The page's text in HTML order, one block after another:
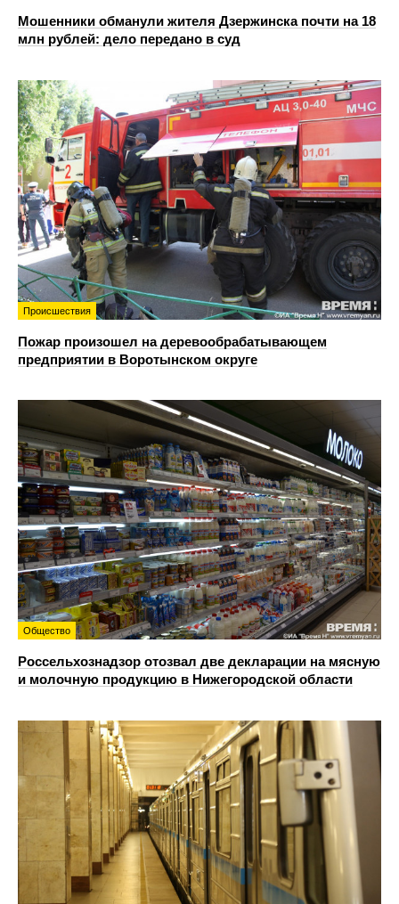
Мошенники обманули жителя Дзержинска почти на 18
млн рублей: дело передано в суд
Происшествия
Пожар произошел на деревообрабатывающем
предприятии в Воротынском округе
Общество
Россельхознадзор отозвал две декларации на мясную
и молочную продукцию в Нижегородской области